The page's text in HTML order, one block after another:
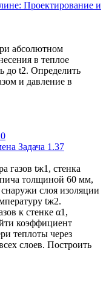
абсолютном
в теплое
до t2. Определить
и давление в
Задача 1.37
газов tж1, стенка
толщиной 60 мм,
слоя изоляции
tж2.
к стенке α1,
коэффициент
теплоты через
слоев. Построить